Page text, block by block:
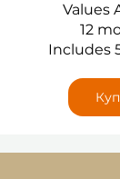
Values
12
Includes